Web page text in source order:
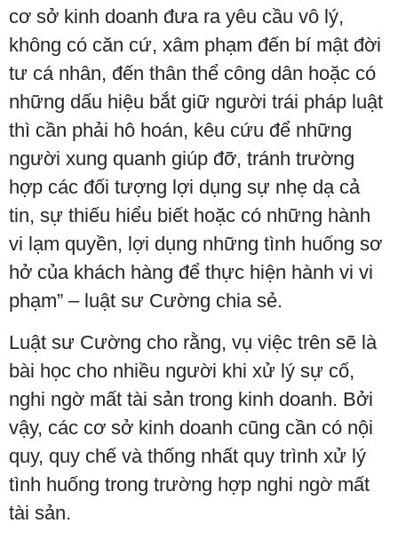
cơ sở kinh doanh đưa ra yêu cầu vô lý,
không có căn cứ, xâm phạm đến bí mật đời
tư cá nhân, đến thân thể công dân hoặc có
những dấu hiệu bắt giữ người trái pháp luật
thì cần phải hô hoán, kêu cứu để những
người xung quanh giúp đỡ, tránh trường
hợp các đối tượng lợi dụng sự nhẹ dạ cả
tin, sự thiếu hiểu biết hoặc có những hành
vi lạm quyền, lợi dụng những tình huống sơ
hở của khách hàng để thực hiện hành vi vi
phạm” – luật sư Cường chia sẻ.
Luật sư Cường cho rằng, vụ việc trên sẽ là
bài học cho nhiều người khi xử lý sự cố,
nghi ngờ mất tài sản trong kinh doanh. Bởi
vậy, các cơ sở kinh doanh cũng cần có nội
quy, quy chế và thống nhất quy trình xử lý
tình huống trong trường hợp nghi ngờ mất
tài sản.